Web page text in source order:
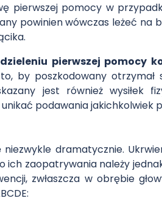
pierwszej pomocy w
powinien wówczas leżeć na
pierwszej pomocy
by poszkodowany
jest również wysiłek
podawania jakichkolwiek
dramatycznie.
zaopatrywania należy
zwłaszcza w obrębie